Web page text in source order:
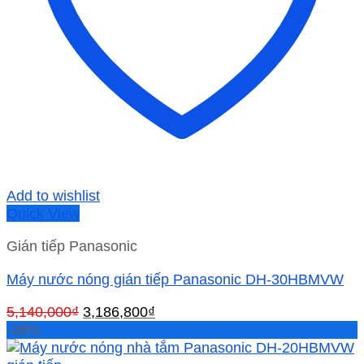
Add to wishlist
Quick View
Gián tiếp Panasonic
Máy nước nóng gián tiếp Panasonic DH-30HBMVW
5,140,000₫ Giá
là:
3,186,800₫
tại
-38%